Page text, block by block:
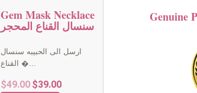
Gem Mask Necklace
سنسال القناع المحجر
ارسل الى الحبيبه سنسال
القناع �...
$49.00 Original
$39.00Current